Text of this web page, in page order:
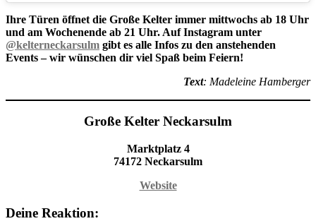
Ihre Türen öffnet die Große Kelter immer mittwochs ab 18 Uhr
und am Wochenende ab 21 Uhr. Auf Instagram unter
@kelterneckarsulm gibt es alle Infos zu den anstehenden
Events – wir wünschen dir viel Spaß beim Feiern!
Text: Madeleine Hamberger
Große Kelter Neckarsulm
Marktplatz 4
74172 Neckarsulm
Website
Deine Reaktion: